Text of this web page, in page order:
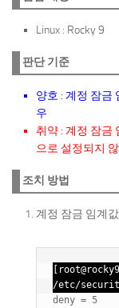
Linux : Rocky 9
판단 기준
양호 : 계정 잠금
우
취약 : 계정 잠금
으로 설정되지
조치 방법
계정 잠금 임계
/etc/
deny = 5